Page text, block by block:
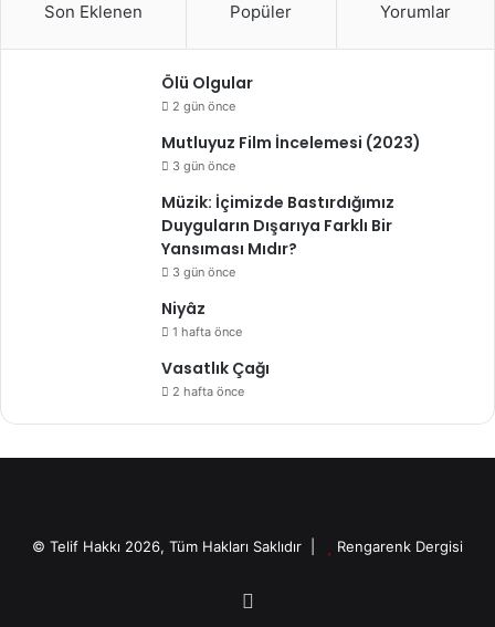
Son Eklenen Popüler Yorumlar
Ölü Olgular
2 gün önce
Mutluyuz Film İncelemesi (2023)
3 gün önce
Müzik: İçimizde Bastırdığımız
Duyguların Dışarıya Farklı Bir
Yansıması Mıdır?
3 gün önce
Niyâz
1 hafta önce
Vasatlık Çağı
2 hafta önce
© Telif Hakkı 2026, Tüm Hakları Saklıdır | Rengarenk Dergisi